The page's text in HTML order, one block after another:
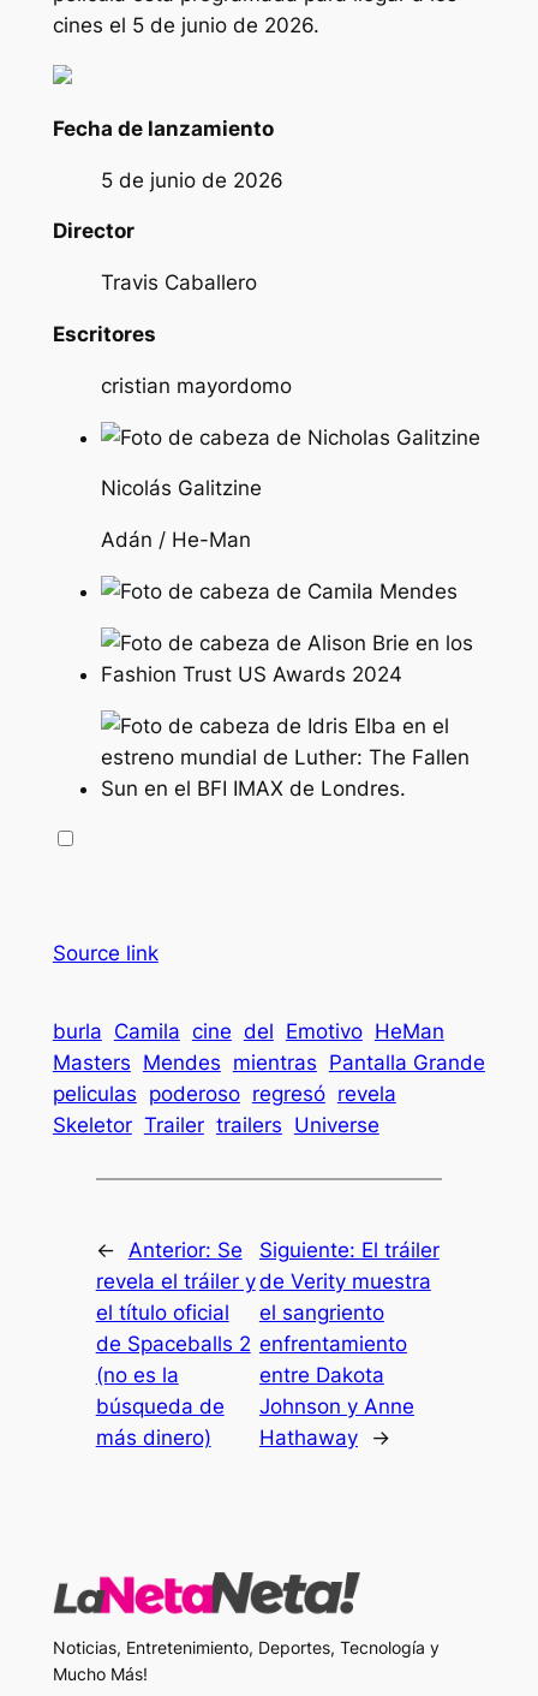
cines el 5 de junio de 2026.
Fecha de lanzamiento
5 de junio de 2026
Director
Travis Caballero
Escritores
cristian mayordomo
Nicolás Galitzine
Adán / He-Man
Source link
burla Camila cine del Emotivo HeMan
Masters Mendes mientras Pantalla Grande
peliculas poderoso regresó revela
Skeletor Trailer trailers Universe
← Anterior: Se
revela el tráiler y
el título oficial
de Spaceballs 2
(no es la
búsqueda de
más dinero)
Siguiente: El tráiler
de Verity muestra
el sangriento
enfrentamiento
entre Dakota
Johnson y Anne
Hathaway
→
Noticias, Entretenimiento, Deportes, Tecnología y
Mucho Más!